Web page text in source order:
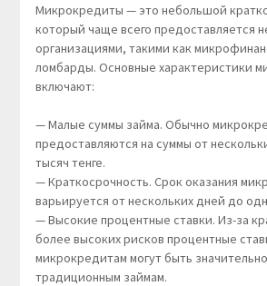
Микрокредиты — это небольшой
который чаще всего предоставляется
организациями, такими как
ломбарды. Основные характеристики
включают:
— Малые суммы займа. Обычно
предоставляются на суммы от
тысяч тенге.
— Краткосрочность. Срок оказания
варьируется от нескольких дней до
— Высокие процентные ставки. Из-за
более высоких рисков процентные
микрокредитам могут быть
традиционным займам.